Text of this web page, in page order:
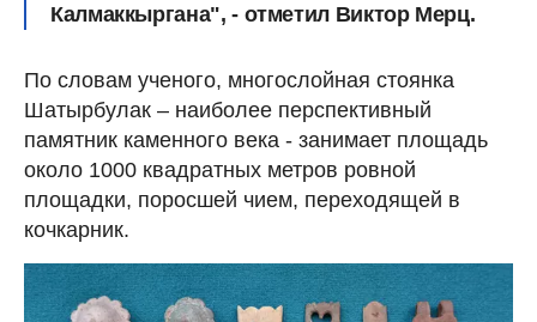
Калмаккыргана", - отметил Виктор Мерц.
По словам ученого, многослойная стоянка
Шатырбулак – наиболее перспективный
памятник каменного века - занимает площадь
около 1000 квадратных метров ровной
площадки, поросшей чием, переходящей в
кочкарник.